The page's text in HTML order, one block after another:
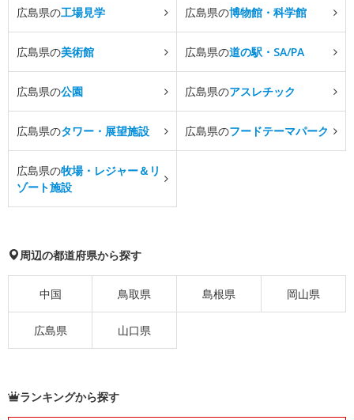
広島県の工場見学 広島県の博物館・科学館
広島県の美術館 広島県の道の駅・SA/PA
広島県の公園 広島県のアスレチック
広島県のタワー・展望施設 広島県のフードテーマパーク
広島県の牧場・レジャー＆リ
ゾート施設
周辺の都道府県から探す
中国 鳥取県 島根県 岡山県
広島県 山口県
ランキングから探す